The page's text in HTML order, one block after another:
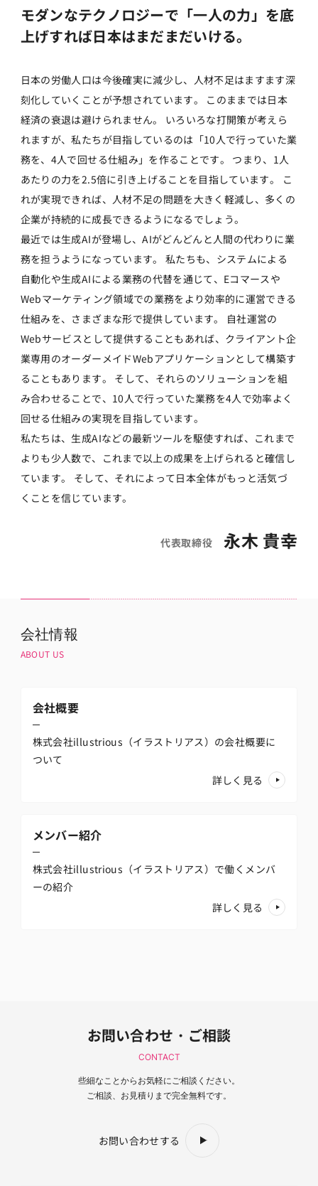
モダンなテクノロジーで「一人の力」を底
上げすれば日本はまだまだいける。
日本の労働人口は今後確実に減少し、人材不足はますます深
刻化していくことが予想されています。 このままでは日本
経済の衰退は避けられません。 いろいろな打開策が考えら
れますが、私たちが目指しているのは「10人で行っていた業
務を、4人で回せる仕組み」を作ることです。 つまり、1人
あたりの力を2.5倍に引き上げることを目指しています。 こ
れが実現できれば、人材不足の問題を大きく軽減し、多くの
企業が持続的に成長できるようになるでしょう。
最近では生成AIが登場し、AIがどんどんと人間の代わりに業
務を担うようになっています。 私たちも、システムによる
自動化や生成AIによる業務の代替を通じて、Eコマースや
Webマーケティング領域での業務をより効率的に運営できる
仕組みを、さまざまな形で提供しています。 自社運営の
Webサービスとして提供することもあれば、クライアント企
業専用のオーダーメイドWebアプリケーションとして構築す
ることもあります。 そして、それらのソリューションを組
み合わせることで、10人で行っていた業務を4人で効率よく
回せる仕組みの実現を目指しています。
私たちは、生成AIなどの最新ツールを駆使すれば、これまで
よりも少人数で、これまで以上の成果を上げられると確信し
ています。 そして、それによって日本全体がもっと活気づ
くことを信じています。
代表取締役 永木 貴幸
会社情報
ABOUT US
会社概要
株式会社illustrious（イラストリアス）の会社概要に
ついて
詳しく見る
メンバー紹介
株式会社illustrious（イラストリアス）で働く メンバ
ーの紹介
詳しく見る
お問い合わせ・ご相談
CONTACT
些細なことからお気軽にご相談ください。
ご相談、お見積りまで完全無料です。
お問い合わせする